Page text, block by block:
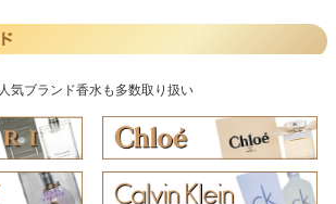
人気ブランド香水も多数取り扱い